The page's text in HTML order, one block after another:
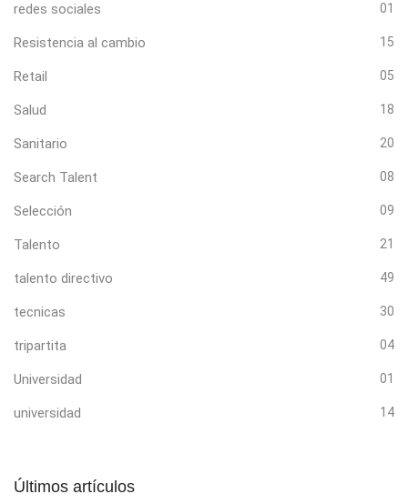
redes sociales 01
Resistencia al cambio 15
Retail 05
Salud 18
Sanitario 20
Search Talent 08
Selección 09
Talento 21
talento directivo 49
tecnicas 30
tripartita 04
Universidad 01
universidad 14
Últimos artículos